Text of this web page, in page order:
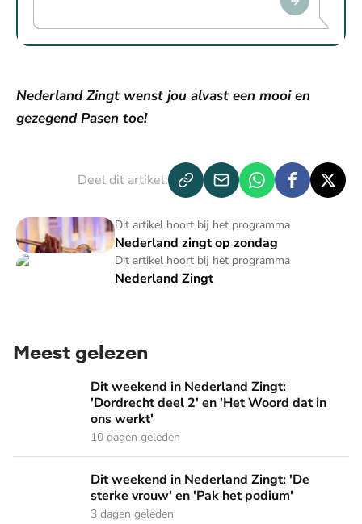
Nederland Zingt wenst jou alvast een mooi en
gezegend Pasen toe!
Deel dit artikel:
Dit artikel hoort bij het programma
Nederland zingt op zondag
Nederland zingt op zondag
Dit artikel hoort bij het programma
Nederland Zingt
Nederland Zingt
Meest gelezen
Dit weekend in Nederland Zingt: 'Dordrecht deel 2' en
Dit weekend in Nederland Zingt:
'Dordrecht deel 2' en 'Het Woord dat in
ons werkt'
10 dagen geleden
Dit weekend in Nederland Zingt: 'De sterke vrouw' en 'Pak
Dit weekend in Nederland Zingt: 'De
sterke vrouw' en 'Pak het podium'
3 dagen geleden